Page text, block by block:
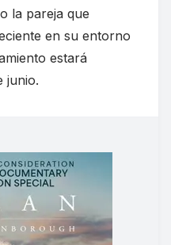
la pareja que
en su entorno
estará
junio.